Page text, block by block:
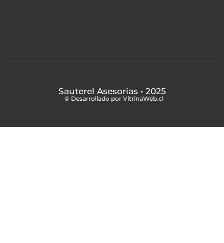
Sauterel Asesorias • 2025
© Desarrollado por VitrinaWeb.cl